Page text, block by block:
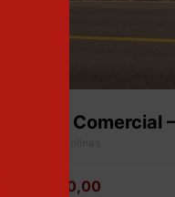
Terreno Comercial
127.000,00